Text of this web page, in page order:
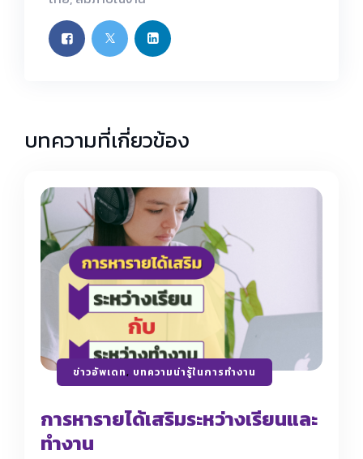
บทความที่เกี่ยวข้อง
ข่าวอัพเดท, บทความน่ารู้ในการทำงาน
การหารายได้เสริมระหว่างเรียนและ
ทำงาน